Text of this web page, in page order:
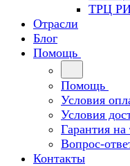
ТРЦ
Отрасли
Блог
Помощь
Помощь
Условия
Условия
Гарантия на
Вопрос-
Контакты